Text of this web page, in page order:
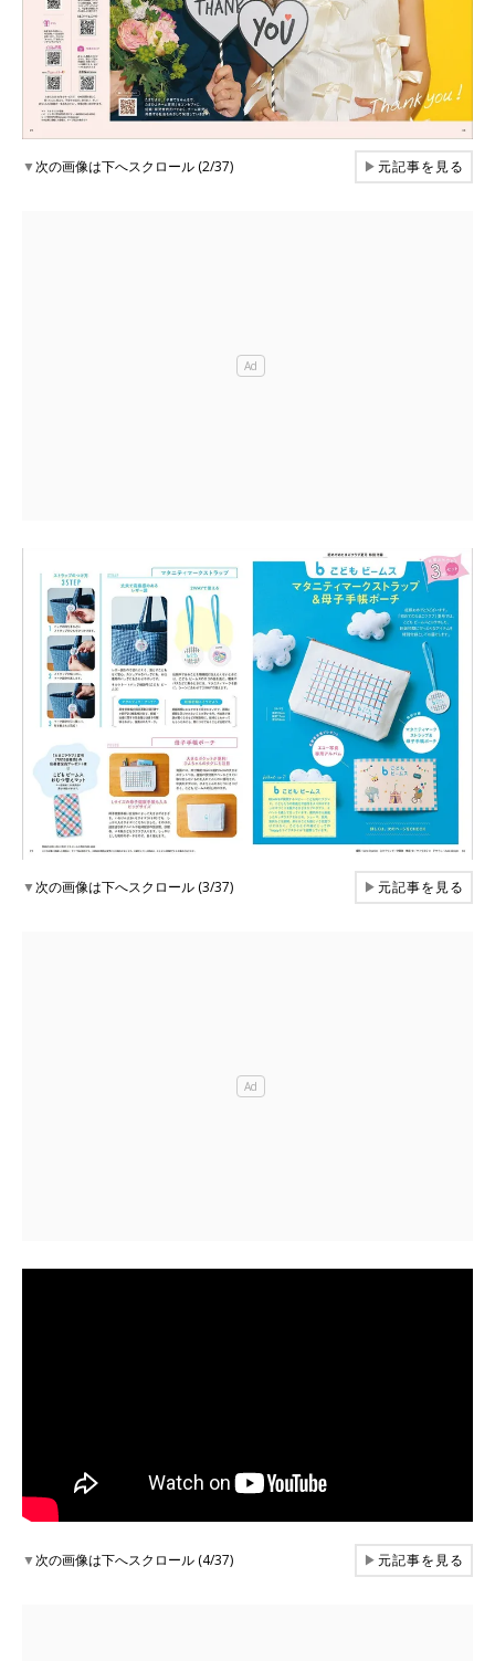
▼次の画像は下へスクロール (2/37) ▶元記事を見る
▼次の画像は下へスクロール (3/37) ▶元記事を見る
▼次の画像は下へスクロール (4/37) ▶元記事を見る